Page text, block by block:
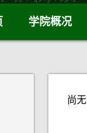
学院概况
尚